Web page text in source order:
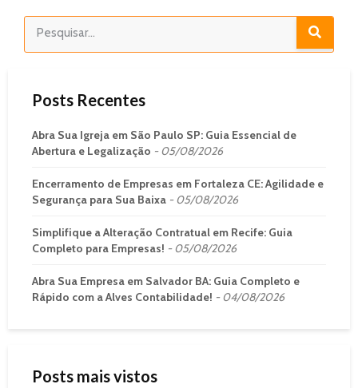
Posts Recentes
Abra Sua Igreja em São Paulo SP: Guia Essencial de
Abertura e Legalização
05/08/2026
Encerramento de Empresas em Fortaleza CE: Agilidade e
Segurança para Sua Baixa
05/08/2026
Simplifique a Alteração Contratual em Recife: Guia
Completo para Empresas!
05/08/2026
Abra Sua Empresa em Salvador BA: Guia Completo e
Rápido com a Alves Contabilidade!
04/08/2026
Posts mais vistos